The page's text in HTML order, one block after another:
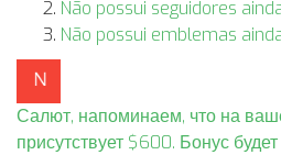
Não possui seguidores
Não possui emblemas
Салют, напоминаем, что на
присутствует $600. Бонус